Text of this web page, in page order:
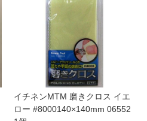
イチネンMTM 磨きクロス イエ
ロー #8000140×140mm 06552